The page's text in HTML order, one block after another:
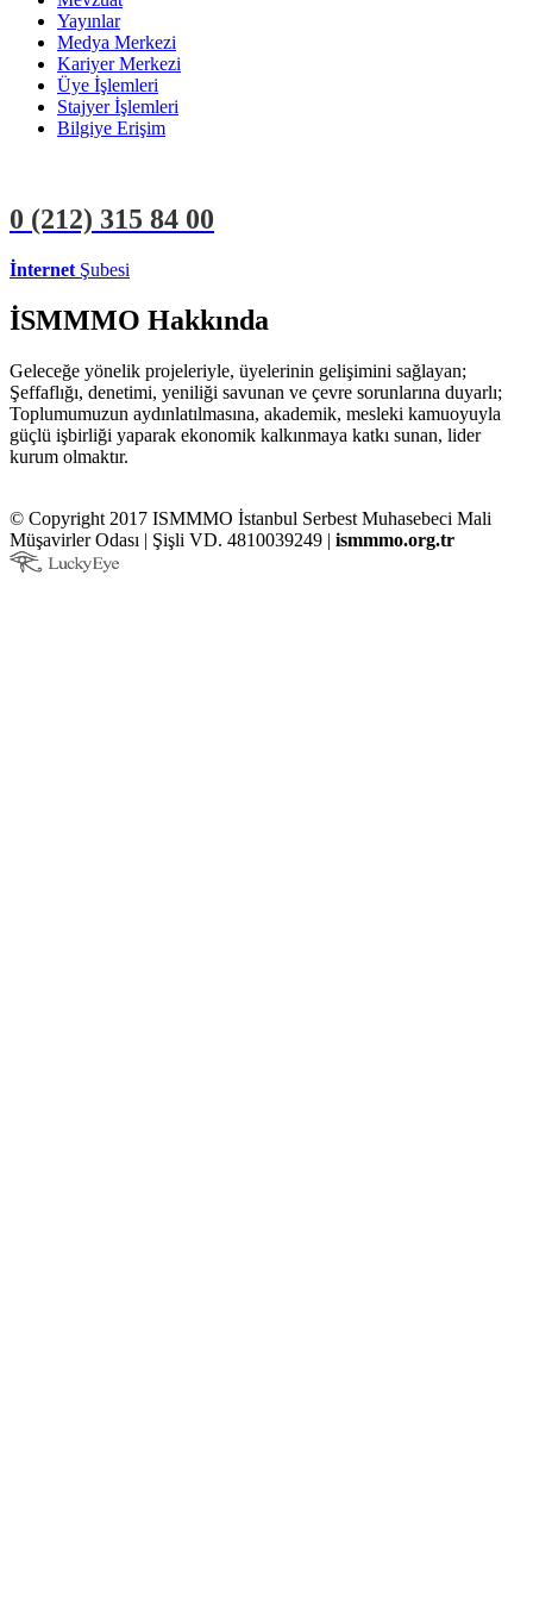
Yayınlar
Medya Merkezi
Kariyer Merkezi
Üye İşlemleri
Stajyer İşlemleri
Bilgiye Erişim
0 (212) 315 84 00
İnternet Şubesi
İSMMMO Hakkında
Geleceğe yönelik projeleriyle, üyelerinin gelişimini sağlayan;
Şeffaflığı, denetimi, yeniliği savunan ve çevre sorunlarına duyarlı;
Toplumumuzun aydınlatılmasına, akademik, mesleki kamuoyuyla
güçlü işbirliği yaparak ekonomik kalkınmaya katkı sunan, lider
kurum olmaktır.
© Copyright 2017 ISMMMO İstanbul Serbest Muhasebeci Mali
Müşavirler Odası | Şişli VD. 4810039249 | ismmmo.org.tr